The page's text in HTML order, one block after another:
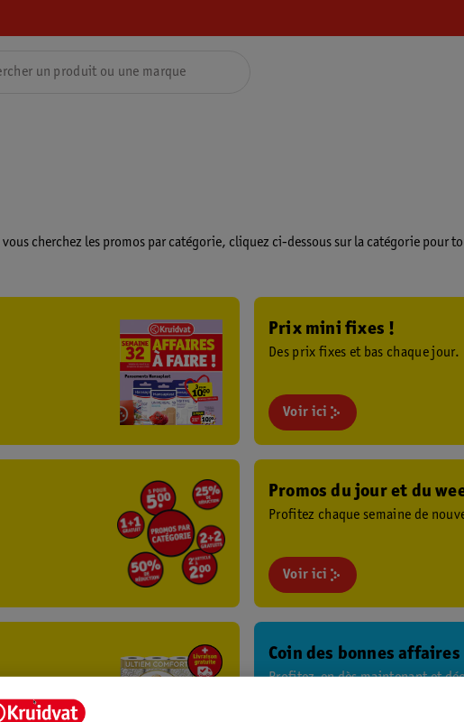
cherchez les promos par catégorie, cliquez ci-dessous sur la catégorie pour
Prix mini fixes !
Des prix fixes et bas chaque jour.
Voir ici
Promos du jour et du
Profitez chaque semaine de
Voir ici
Coin des bonnes affaires
Profitez-en dès maintenant et